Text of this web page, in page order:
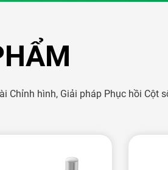
hình, Giải pháp Phục hồi Cột